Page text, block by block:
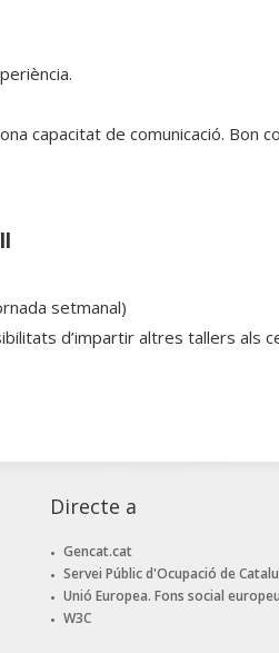
capacitat de comunicació. Bon
setmanal)
d’impartir altres tallers als
Directe a
Gencat.cat
Servei Públic d'Ocupació de
Unió Europea. Fons social
W3C